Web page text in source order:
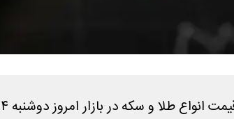
و سکه در بازار امروز دوشنبه ۴ خرداد ۱۴۰۵ را بخوانید.